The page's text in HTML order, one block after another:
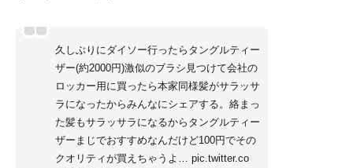
久しぶりにダイソー行ったらタングルティー
ザー(約2000円)激似のブラシ見つけて会社の
ロッカー用に買ったら本家同様髪がサラッサ
ラになったからみんなにシェアする。絡まっ
た髪もサラッサラになるからタングルティー
ザーまじでおすすめなんだけど100円でその
クオリティが買えちゃうよ… pic.twitter.co